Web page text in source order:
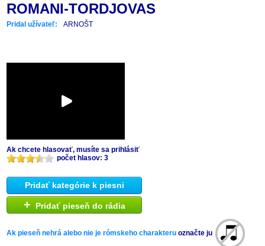
ROMANI-TORDJOVAS
Pridal užívateľ: ARNOŠT
Ak chcete hlasovať, musíte sa prihlásiť
počet hlasov: 3
Pridať kategórie k piesni
+ Pridať pieseň do rádia
Ak pieseň nehrá alebo nie je rómskeho charakteru označte ju